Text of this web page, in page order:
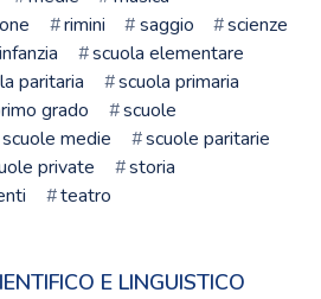
rimini saggio
scienze
scuola elementare
paritaria
scuola primaria
grado
scuole
scuole medie
scuole paritarie
private
storia
teatro
E LINGUISTICO